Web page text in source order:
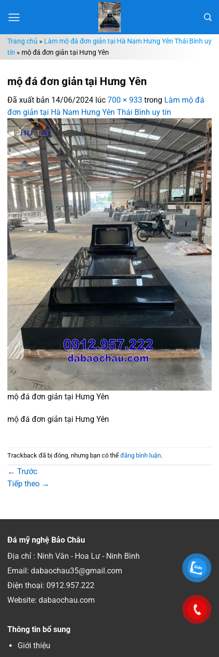
đến
dungTrang chủ » Làm mộ đá đơn giản tại Hà Nam Hưng Yên Thái Bình uy
tín » mộ đá đơn giản tại Hưng Yên
mộ đá đơn giản tại Hưng Yên
Đã xuất bản 14/06/2024 lúc 700 × 933 trong Làm mộ đá
đơn giản tại Hà Nam Hưng Yên Thái Bình uy tín
mộ đá đơn giản tại Hưng Yên
mộ đá đơn giản tại Hưng Yên
Trackback đã bị đóng, nhưng bạn có thể đăng bình luận.
← Trước
Tiếp theo →
Đá mỹ nghệ Bảo Châu
Địa chỉ : Ninh Vân - Hoa Lư - Ninh Bình
Email: dabaochau35@gmail.com
Điện thoại: 0912.957.222
Website: dabaochau.com
Thông tin bổ sung
Giới thiệu